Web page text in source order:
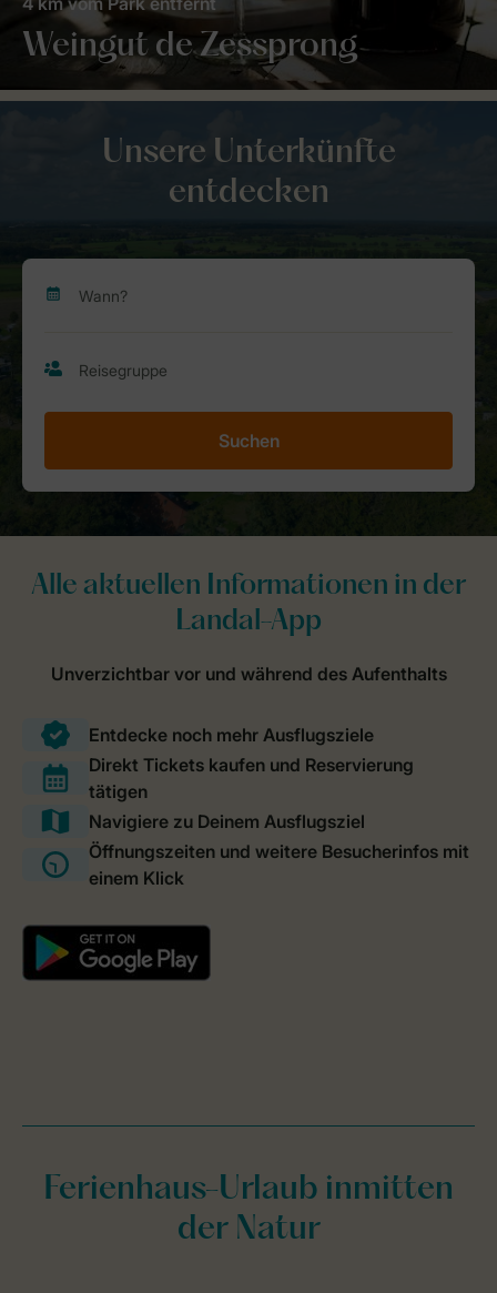
Weingut de Zessprong
Unsere Unterkünfte
entdecken
Suchen
Ferienhaus-Urlaub inmitten
der Natur